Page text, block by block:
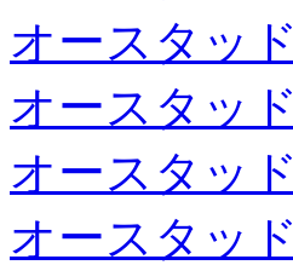
オースタッド
オースタッド
オースタッド
オースタッド